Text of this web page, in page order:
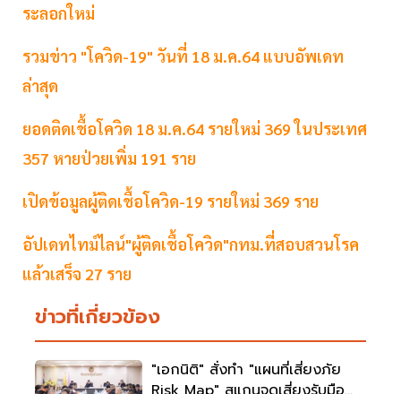
ระลอกใหม่
รวมข่าว "โควิด-19" วันที่ 18 ม.ค.64 แบบอัพเดท
ล่าสุด
ยอดติดเชื้อโควิด 18 ม.ค.64 รายใหม่ 369 ในประเทศ
357 หายป่วยเพิ่ม 191 ราย
เปิดข้อมูลผู้ติดเชื้อโควิด-19 รายใหม่ 369 ราย
อัปเดทไทม์ไลน์"ผู้ติดเชื้อโควิด"กทม.ที่สอบสวนโรค
แล้วเสร็จ 27 ราย
ข่าวที่เกี่ยวข้อง
"เอกนิติ" สั่งทำ "แผนที่เสี่ยงภัย